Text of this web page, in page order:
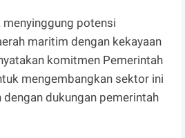
potensi
maritim dengan kekayaan
komitmen Pemerintah
mengembangkan sektor ini
dukungan pemerintah